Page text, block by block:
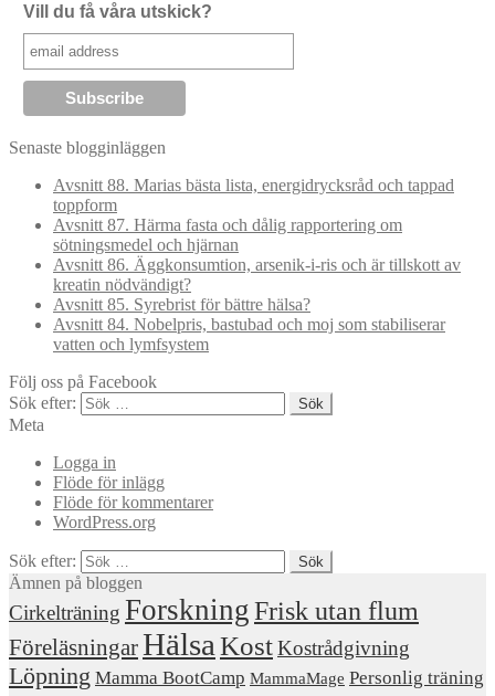
Vill du få våra utskick?
Senaste blogginläggen
Avsnitt 88. Marias bästa lista, energidrycksråd och tappad
toppform
Avsnitt 87. Härma fasta och dålig rapportering om
sötningsmedel och hjärnan
Avsnitt 86. Äggkonsumtion, arsenik-i-ris och är tillskott av
kreatin nödvändigt?
Avsnitt 85. Syrebrist för bättre hälsa?
Avsnitt 84. Nobelpris, bastubad och moj som stabiliserar
vatten och lymfsystem
Följ oss på Facebook
Sök efter:
Meta
Logga in
Flöde för inlägg
Flöde för kommentarer
WordPress.org
Sök efter:
Ämnen på bloggen
Cirkelträning ForskningFrisk utan flum
FöreläsningarHälsa KostKostrådgivning
Löpning Mamma BootCamp MammaMage Personlig träning